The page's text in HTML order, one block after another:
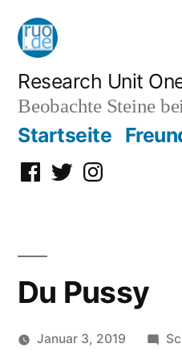
Zum
Inhalt
springen
Research Unit
Beobachte Steine
Startseite
Facebook
TwitterInstagram
Du Pussy
Januar 3, 2019